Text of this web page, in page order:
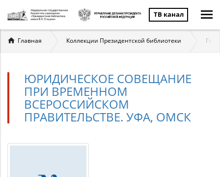
ТВ канал
Вы
здесь
Главная Коллекции Президентской библиотеки
ЮРИДИЧЕСКОЕ СОВЕЩАНИЕ
ПРИ ВРЕМЕННОМ
ВСЕРОССИЙСКОМ
ПРАВИТЕЛЬСТВЕ. УФА, ОМСК